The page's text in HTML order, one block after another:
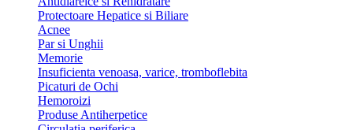
Protectoare Hepatice si Biliare
Acnee
Par si Unghii
Memorie
Insuficienta venoasa, varice, tromboflebita
Picaturi de Ochi
Hemoroizi
Produse Antiherpetice